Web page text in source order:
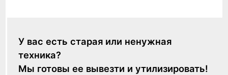
У вас есть старая или ненужная
техника?
Мы готовы ее вывезти и утилизировать!